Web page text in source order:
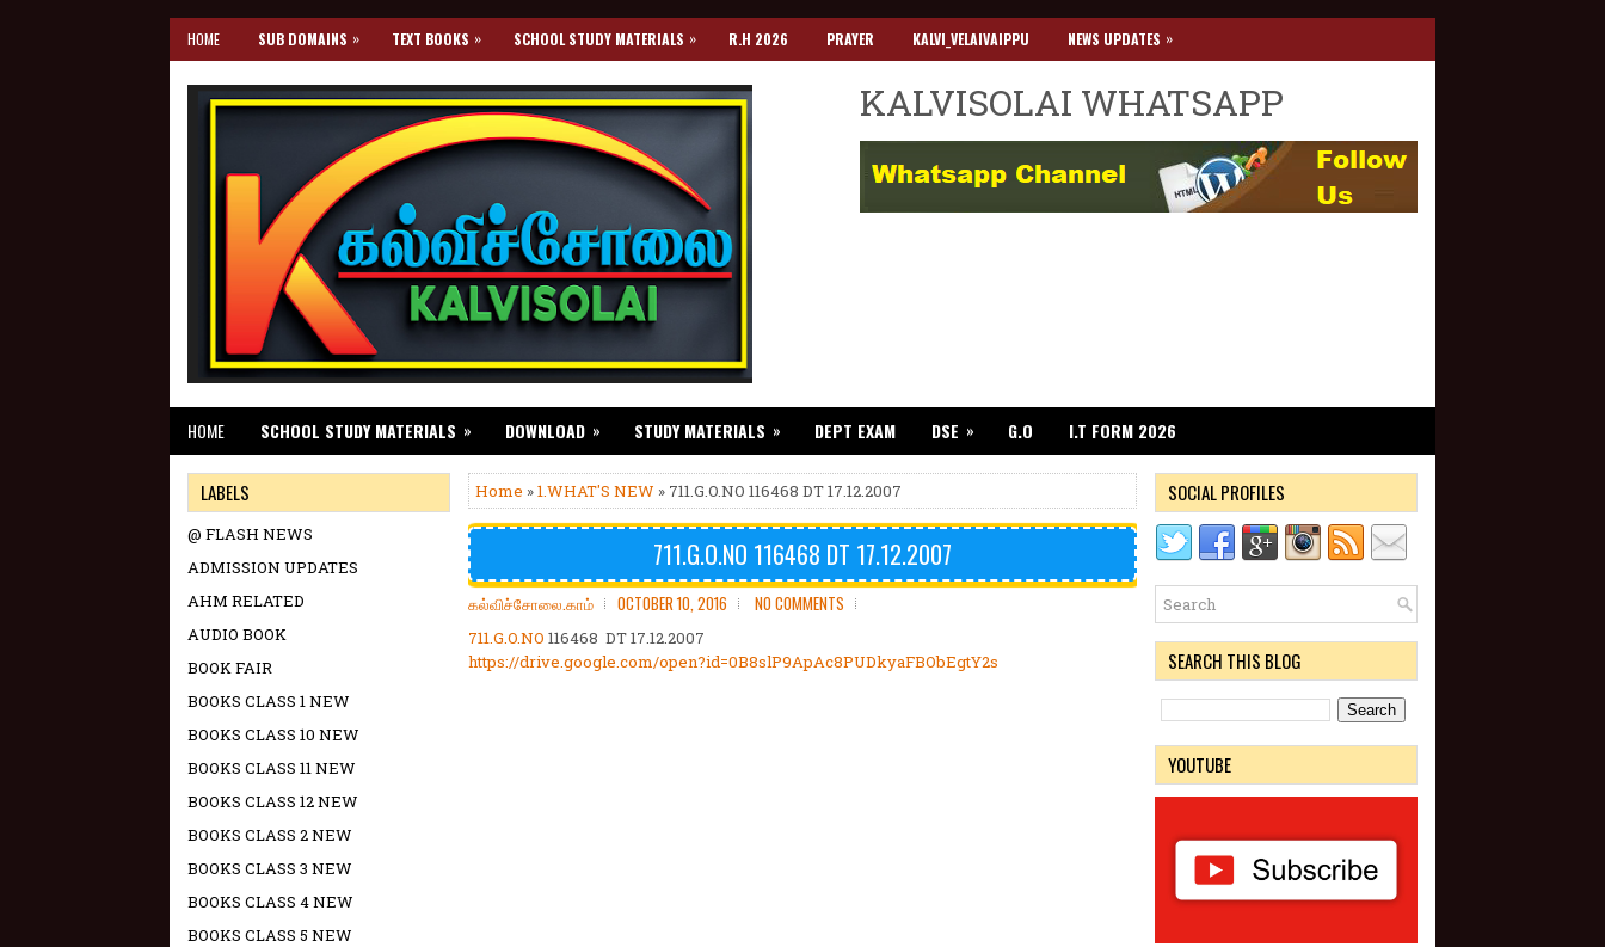
HOME SUB DOMAINS » TEXT BOOKS » SCHOOL STUDY MATERIALS » R.H 2026 PRAYER KALVI_VELAIVAIPPU NEWS UPDATES »
KALVISOLAI WHATSAPP
HOME SCHOOL STUDY MATERIALS » DOWNLOAD » STUDY MATERIALS » DEPT EXAM DSE » G.O I.T FORM 2026
Home »1.WHAT'S NEW » 711.G.O.NO 116468 DT 17.12.2007
711.G.O.NO 116468 DT 17.12.2007
கல்விச்சோலை.காம் OCTOBER 10, 2016 NO COMMENTS
711.G.O.NO 116468 DT 17.12.2007
https://drive.google.com/open?id=0B8slP9ApAc8PUDkyaFBObEgtY2s
LABELS
@ FLASH NEWS
ADMISSION UPDATES
AHM RELATED
AUDIO BOOK
BOOK FAIR
BOOKS CLASS 1 NEW
BOOKS CLASS 10 NEW
BOOKS CLASS 11 NEW
BOOKS CLASS 12 NEW
BOOKS CLASS 2 NEW
BOOKS CLASS 3 NEW
BOOKS CLASS 4 NEW
BOOKS CLASS 5 NEW
SOCIAL PROFILES
SEARCH THIS BLOG
YOUTUBE